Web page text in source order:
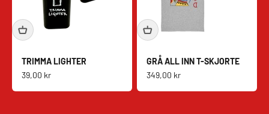
TRIMMA LIGHTER
Salgspris
39,00 kr
GRÅ ALL INN T-SKJORTE
Salgspris
349,00 kr